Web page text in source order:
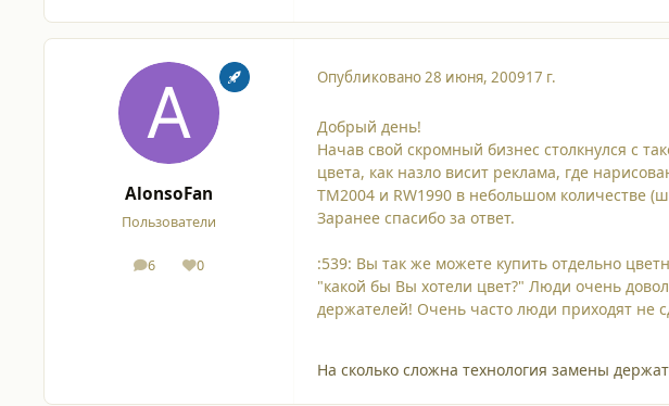
AlonsoFan
Пользователи
6
сообщения
0
Репутация
Опубликовано28 июня, 200917 г.
Добрый день!
Начав свой скромный бизнес столкнулся с
цвета, как назло висит реклама, где
TM2004 и RW1990 в небольшом количестве
Заранее спасибо за ответ.
:539: Вы так же можете купить отдельно
"какой бы Вы хотели цвет?" Люди очень
держателей! Очень часто люди приходят не
На сколько сложна технология замены